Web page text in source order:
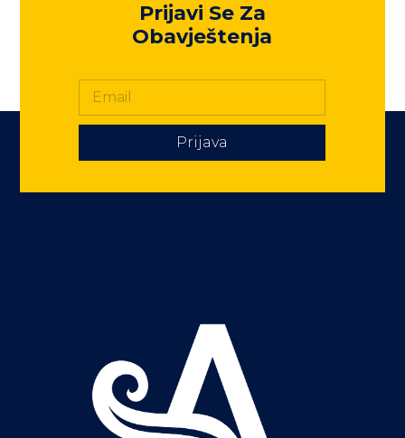
Prijavi Se Za
Obavještenja
Prijava